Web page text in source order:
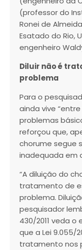
(professor do
Ronei de
Esatado do Rio,
engenheiro
Diluir não é
problema
Para o
ainda vive
problemas
reforçou que,
chorume segue
inadequada em
“A diluição do
tratamento de
problema.
pesquisador
430/2011 veda o
que a Lei 9.055/
tratamento nos